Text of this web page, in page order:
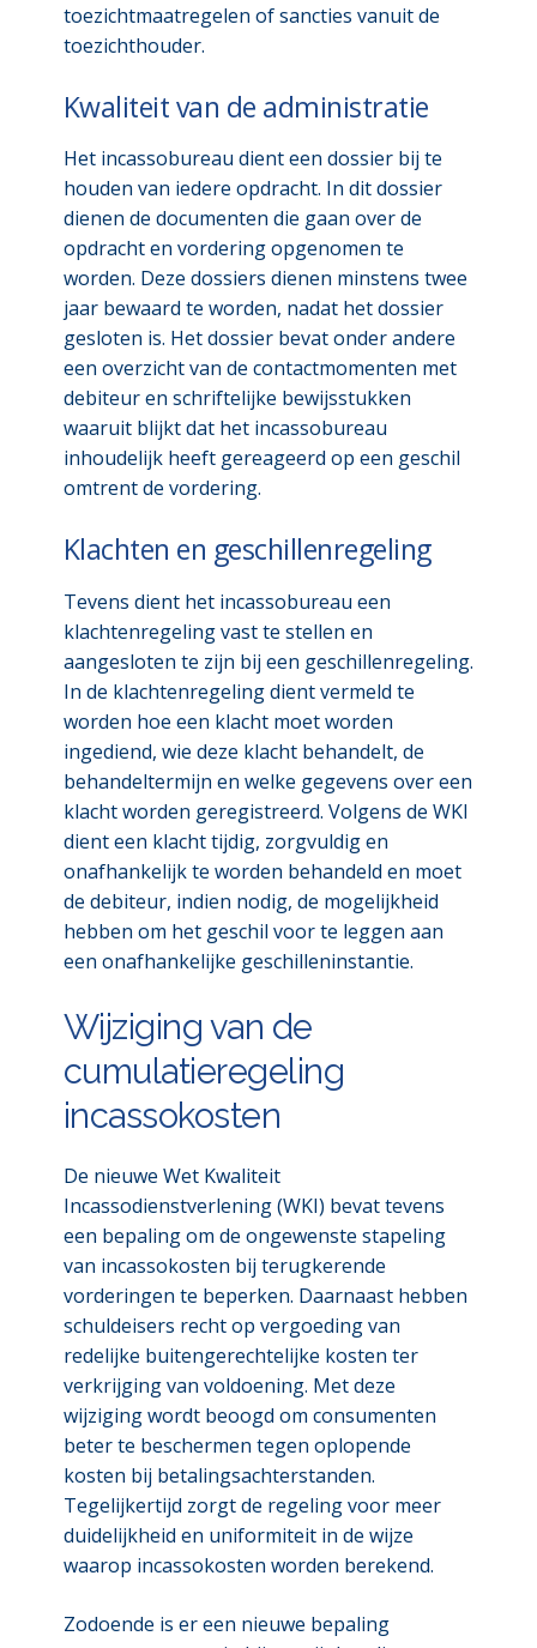
toezichtmaatregelen of sancties vanuit de
toezichthouder.
Kwaliteit van de administratie
Het incassobureau dient een dossier bij te
houden van iedere opdracht. In dit dossier
dienen de documenten die gaan over de
opdracht en vordering opgenomen te
worden. Deze dossiers dienen minstens twee
jaar bewaard te worden, nadat het dossier
gesloten is. Het dossier bevat onder andere
een overzicht van de contactmomenten met
debiteur en schriftelijke bewijsstukken
waaruit blijkt dat het incassobureau
inhoudelijk heeft gereageerd op een geschil
omtrent de vordering.
Klachten en geschillenregeling
Tevens dient het incassobureau een
klachtenregeling vast te stellen en
aangesloten te zijn bij een geschillenregeling.
In de klachtenregeling dient vermeld te
worden hoe een klacht moet worden
ingediend, wie deze klacht behandelt, de
behandeltermijn en welke gegevens over een
klacht worden geregistreerd. Volgens de WKI
dient een klacht tijdig, zorgvuldig en
onafhankelijk te worden behandeld en moet
de debiteur, indien nodig, de mogelijkheid
hebben om het geschil voor te leggen aan
een onafhankelijke geschilleninstantie.
Wijziging van de
cumulatieregeling
incassokosten
De nieuwe Wet Kwaliteit
Incassodienstverlening (WKI) bevat tevens
een bepaling om de ongewenste stapeling
van incassokosten bij terugkerende
vorderingen te beperken. Daarnaast hebben
schuldeisers recht op vergoeding van
redelijke buitengerechtelijke kosten ter
verkrijging van voldoening. Met deze
wijziging wordt beoogd om consumenten
beter te beschermen tegen oplopende
kosten bij betalingsachterstanden.
Tegelijkertijd zorgt de regeling voor meer
duidelijkheid en uniformiteit in de wijze
waarop incassokosten worden berekend.
Zodoende is er een nieuwe bepaling